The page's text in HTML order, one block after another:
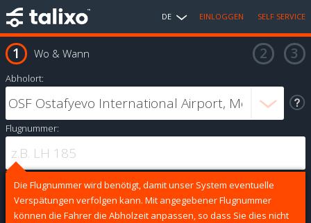
DE EINLOGGEN SELF SERVICE
Wo & Wann
Abholort:
Flugnummer:
Die Flugnummer wird benötigt, damit unser System eventuelle
Verspätungen verfolgen kann. Mit angegebener Flugnummer
können die Fahrer die Abholzeit anpassen, so dass Sie dies nicht